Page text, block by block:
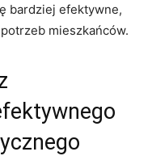
bardziej efektywne,
mieszkańców.